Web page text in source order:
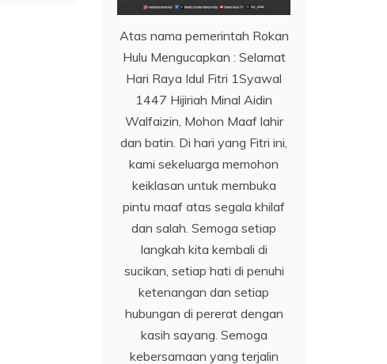
Atas nama pemerintah Rokan
Hulu Mengucapkan : Selamat
Hari Raya Idul Fitri 1Syawal
1447 Hijiriah Minal Aidin
Walfaizin, Mohon Maaf lahir
dan batin. Di hari yang Fitri ini,
kami sekeluarga memohon
keiklasan untuk membuka
pintu maaf atas segala khilaf
dan salah. Semoga setiap
langkah kita kembali di
sucikan, setiap hati di penuhi
ketenangan dan setiap
hubungan di pererat dengan
kasih sayang. Semoga
kebersamaan yang terjalin